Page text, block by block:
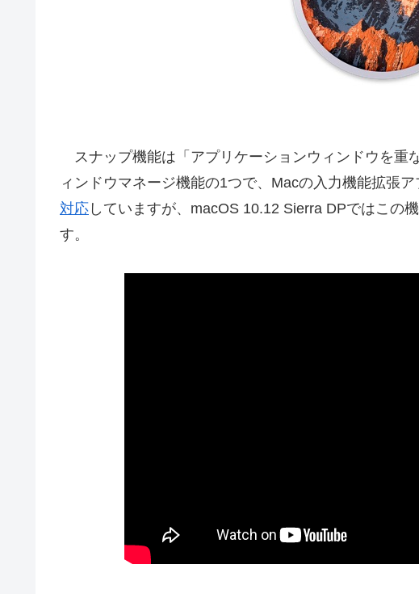
スナップ機能は「アプリケーションウィンドウを重
ィンドウマネージ機能の1つで、Macの入力機能拡張
対応 していますが、macOS 10.12 Sierra DPではこの
す。